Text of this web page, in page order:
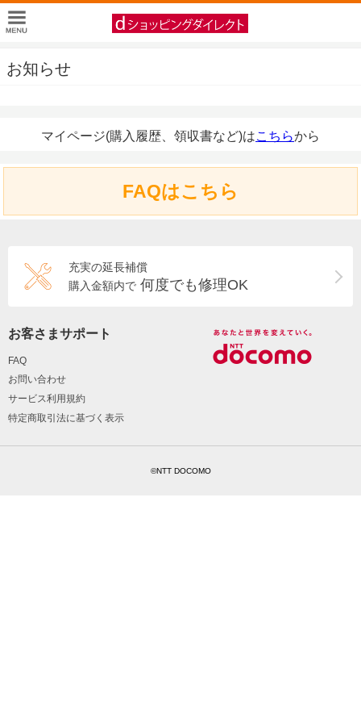
お知らせ
マイページ(購入履歴、領収書など)はこちらから
FAQはこちら
充実の延長補償
購入金額内で 何度でも修理OK
お客さまサポート
FAQ
お問い合わせ
サービス利用規約
特定商取引法に基づく表示
©NTT DOCOMO